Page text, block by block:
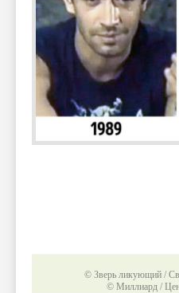
© Зверь ликующий /
© Миллиард /